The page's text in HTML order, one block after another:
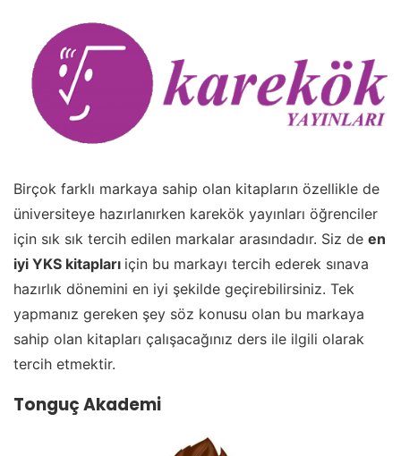
Birçok farklı markaya sahip olan kitapların özellikle de
üniversiteye hazırlanırken karekök yayınları öğrenciler
için sık sık tercih edilen markalar arasındadır. Siz de en
iyi YKS kitapları için bu markayı tercih ederek sınava
hazırlık dönemini en iyi şekilde geçirebilirsiniz. Tek
yapmanız gereken şey söz konusu olan bu markaya
sahip olan kitapları çalışacağınız ders ile ilgili olarak
tercih etmektir.
Tonguç Akademi